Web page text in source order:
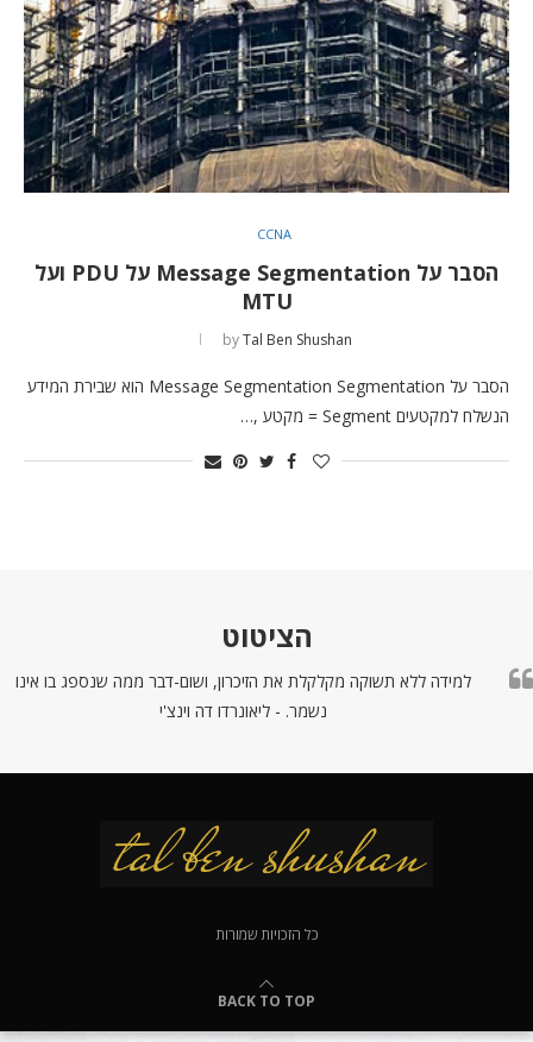
CCNA
הסבר על Message Segmentation על PDU ועל
MTU
byTal Ben Shushan
הסבר על Message Segmentation Segmentation הוא שבירת המידע
הנשלח למקטעים Segment = מקטע ,…
הציטוט
למידה ללא תשוקה מקלקלת את הזיכרון, ושום-דבר ממה שנספג בו אינו
נשמר. - ליאונרדו דה וינצ'י
כל הזכויות שמורות
BACK TO TOP